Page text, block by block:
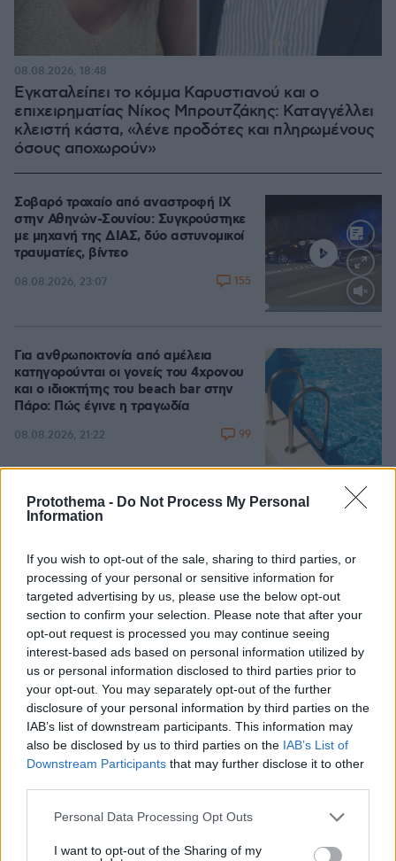
Protothema - Do Not Process My Personal
Information
If you wish to opt-out of the sale, sharing to third parties, or
processing of your personal or sensitive information for
targeted advertising by us, please use the below opt-out
section to confirm your selection. Please note that after your
opt-out request is processed you may continue seeing
interest-based ads based on personal information utilized by
us or personal information disclosed to third parties prior to
your opt-out. You may separately opt-out of the further
disclosure of your personal information by third parties on the
IAB’s list of downstream participants. This information may
also be disclosed by us to third parties on the IAB’s List of
Downstream Participants that may further disclose it to other
Please note that this website/app uses one or more Google
not limited to your visit or usage behaviour. You may click to
Personal Data Processing Opt Outs
I want to opt-out of the Sharing of my
Εγκαταλείπει το κόμμα Καρυστιανού και ο
επιχειρηματίας Νίκος Μπρουτζάκης: Καταγγέλλει
κλειστή κάστα, «λένε προδότες και πληρωμένους
όσους αποχωρούν»
08.08.2026, 18:48
Σοβαρό τροχαίο από αναστροφή ΙΧ
στην Αθηνών-Σουνίου: Συγκρούστηκε
με μηχανή της ΔΙΑΣ, δύο αστυνομικοί
τραυματίες, βίντεο
08.08.2026, 23:07 155
Για ανθρωποκτονία από αμέλεια
κατηγορούνται οι γονείς του 4χρονου
και ο ιδιοκτήτης του beach bar στην
Πάρο: Πώς έγινε η τραγωδία
08.08.2026, 21:22 99
Οι «Πράσινες Μπότες»: 30 χρόνια
μετά, το Έβερεστ μπορεί να δώσει
08.08.2026, 21:49
Συνδικαλιστής ψαράς που αποχώρησε
από την Ελπίδα της Καρυστιανού, της
ζητά να τον προστατέψει:
Καταγγέλλει μεθοδευμένη σπίλωση
από μέλη του κόμματος
08.08.2026, 20:05 43
Συνετρίβη πυροσβεστικό ελικόπτερο
πυρκαγιά στη Γιούτα